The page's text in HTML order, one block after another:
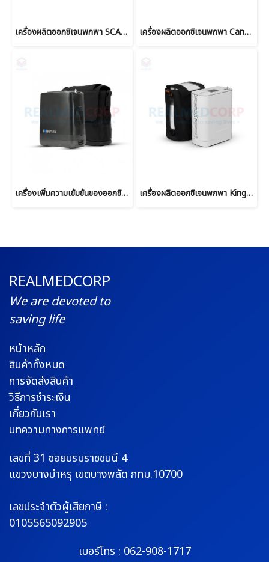
เครื่องผลิตออกซิเจนพกพา SCALEO รุ่น Horizon P5 แบรนด์ฝรั่งเศส เครื่องผลิตออกซิเจนพกพา Canta รุ่น Duo Long Life
เครื่องเพิ่มความเข้มข้นของออกซิเจนแบบพกพา Longfian รุ่น JAY-1A เครื่องผลิตออกซิเจนพกพา Kingon รุ่น P2-S4 Easy Go
REALMEDCORP
We are devoted to
saving life
หน้าหลัก
สินค้าทั้งหมด
การจัดส่งสินค้า
วิธีการชำระเงิน
เกี่ยวกับเรา
บทความทางการแพทย์
เลขที่ 31 ซอยบรมราชชนนี 4
แขวงบางบำหรุ เขตบางพลัด กทม.10700
เลขประจำตัวผู้เสียภาษี :
0105565092905
เบอร์โทร : 062-908-1717